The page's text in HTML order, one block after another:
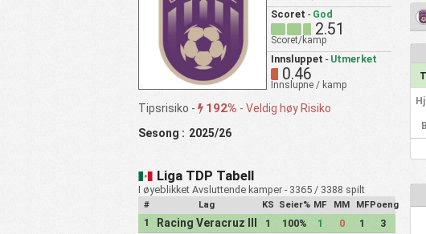
Scoret - God
2.51
Scoret/kamp
Innsluppet - Utmerket
0.46
Innslupne / kamp
Tipsrisiko - 192% - Veldig høy Risiko
Sesong : 2025/26
Liga TDP Tabell
I øyeblikket Avsluttende kamper - 3365 / 3388 spilt
# Lag KS Seier% MF MM MFPoeng
1 Racing Veracruz III 1 100% 1 0 1
3